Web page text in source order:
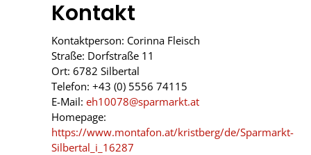
Kontakt
Kontaktperson: Corinna Fleisch
Straße: Dorfstraße 11
Ort: 6782 Silbertal
Telefon: +43 (0) 5556 74115
E-Mail: eh10078@sparmarkt.at
Homepage:
https://www.montafon.at/kristberg/de/Sparmarkt-
Silbertal_i_16287